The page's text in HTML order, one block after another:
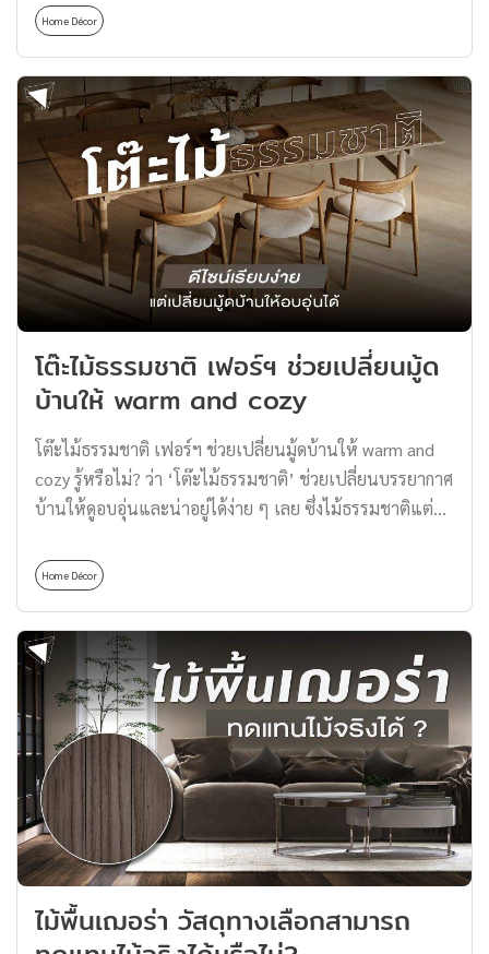
จะมาเปิดลิสต์ต้นไม้ปลูกในบ้าน สร้างพื้นที่อันแสนร่มรื่น
และสดชื่นได้ง่าย ๆ มาดูกันเลยว่าจะมีพันธุ์อะไรบ้างที่ไม่
ต้องการแดดจัด วางมุมร่มก็รอด 1. ต้นไม้ปลูกในบ้าน ลิ้น
มังกร (Snake Plant) ลิ้นมังกรเป็นต้นไม้ที่ขึ้นชื่อเรื่องการ
ดูแลง่ายและมีความสามารถในการช่วยฟอกอากาศ กรองสาร
พิษ นอกจากนี้ยังเป็นไม้มงคลที่ดูแลง่ายและลำต้นสวยงาม
อีกด้วย เหมาะแก่การปลูกและประดับตกแต่งให้บ้านร่มรื่นได้
ดีเลยทีเดียวการดูแล: รดน้ำเพียงสัปดาห์ละ 1-2 ครั้งและวาง
ในที่แสงแดดรำไร สามารถทนต่อสภาพแวดล้อมที่แห้งและ
มืดได้ดีเหมาะสำหรับ: คนที่ไม่มีเวลาและมือใหม่ที่อยากเริ่ม
ต้นปลูกต้นไม้ 2. ต้นไม้ปลูกในบ้าน กุหลาบหิน (Echeverias)
กุหลาบหิน เป็นสายพันธุ์ไม้ประดับขนาดจิ๋วที่ปลูกได้แทบจะ
ทุกที่ ทั้งในบ้านและนอกบ้าน เพราะมีลักษณะเป็นพืชอวบ
น้ำ เติบโตได้เร็วเมื่อได้รับแสงแดด เชื่อกันว่าเป็นต้นไม้นำ
ต้องการแสงแดดปานกลางถึงมาก และรดน้ำเพียงเมื่อดิน
แห้งสนิท เหมาะสำหรับ: คนที่ชอบต้นไม้ขนาดเล็กวางบน
โต๊ะทำงานหรือมุมต่าง ๆ 3. ต้นไม้ปลูกในบ้าน ยางอินเดีย
บนพื้น เป็นไม้ยืนต้น […]
Home Décor
โต๊ะไม้ธรรมชาติ เฟอร์ฯ ช่วยเปลี่ยนมู้ด
บ้านให้ warm and cozy
โต๊ะไม้ธรรมชาติ เฟอร์ฯ ช่วยเปลี่ยนมู้ดบ้านให้ warm and
cozy รู้หรือไม่? ว่า ‘โต๊ะไม้ธรรมชาติ’ ช่วยเปลี่ยนบรรยากาศ
บ้านให้ดูอบอุ่นและน่าอยู่ได้ง่าย ๆ เลย ซึ่งไม้ธรรมชาติแต่ละ
ยังมีลายไม้ที่เป็นเอกลักษณ์เฉพาะตัว วันนี้ Thomas
Thailand พาไปดูความโดดเด่นของแต่ละประเภทของไม้
ธรรมชาติกันว่าเหมาะใช้สำหรับอะไรได้บ้าง การเลือกโต๊ะไม้
ธรรมชาตินั้นมีเสน่ห์เฉพาะตัว ทั้งในเรื่องของลายไม้และ
ความอบอุ่นที่เข้ากับบ้านหลากหลายสไตล์ มาดูกันเลยว่าไม้
ชนิดไหนที่ใช้ในงานก่อสร้างและเฟอร์นิเจอร์ รวมถึง
คุณสมบัติของไม้ที่นิยมในการทำโต๊ะไม้ธรรมชาติกันเลย!
ประเภทของไม้ธรรมชาติสำหรับงานก่อสร้างหรือ
เฟอร์นิเจอร์ ไม้ที่ใช้ในงานก่อสร้างหรือทำเฟอร์นิเจอร์
สามารถแบ่งเป็น 2 แบบ คือ ไม้จริงที่เกิดตามธรรมชาติ และ
ไม้ประกอบจากการนำไม้แต่ละชิ้นมารวมกัน ซึ่งสามารถแบ่ง
ตามลักษณะของเนื้อไม้ได้ดังนี้ ไม้เนื้อแข็ง ไม้เนื้อแข็ง มัก
เป็นไม้ที่มีเนื้อเหนียว สีเข้มกว่าไม้ประเภทอื่นอย่างชัดเจน
Home Décor
ไม้พื้นเฌอร่า วัสดุทางเลือกสามารถ